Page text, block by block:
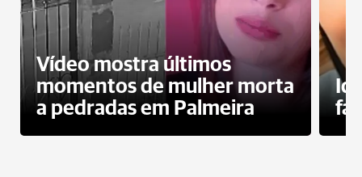
Vídeo mostra últimos
momentos de mulher morta
a pedradas em Palmeira